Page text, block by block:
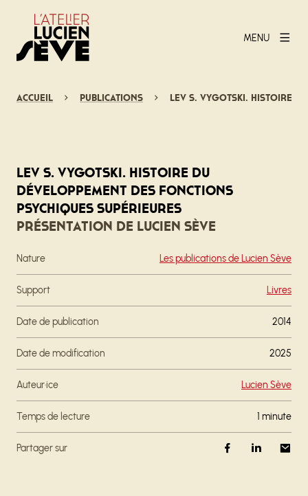
MENU
Accueil Publications Lev S. Vygotski. Histoire
Lev S. Vygotski. Histoire du
développement des fonctions
psychiques supérieures
Présentation de Lucien Sève
Nature Les publications de Lucien Sève
Support Livres
Date de publication 2014
Date de modification 2025
Auteur·ice Lucien Sève
Temps de lecture 1 minute
Partager sur